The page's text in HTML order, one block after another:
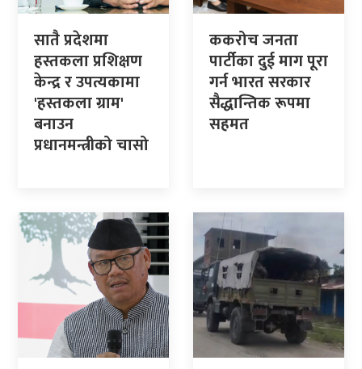
सातै प्रदेशमा
हस्तकला प्रशिक्षण
केन्द्र र उपत्यकामा
'हस्तकला ग्राम'
बनाउन
प्रधानमन्त्रीको चासो
ककरोच जनता
पार्टीका दुई माग पूरा
गर्न भारत सरकार
सैद्धान्तिक रूपमा
सहमत